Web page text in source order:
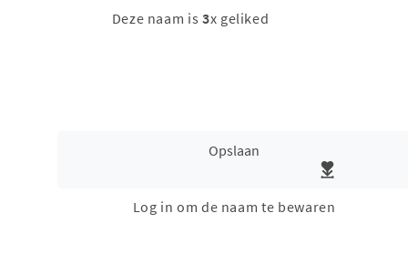
Deze naam is 3x geliked
Opslaan
Log in om de naam te bewaren